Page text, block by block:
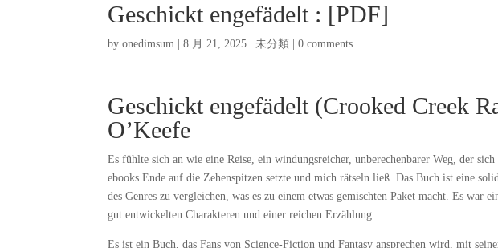
Geschickt engefädelt : [PDF]
byonedimsum |8 月 21, 2025 |未分類 |0 comments
Geschickt engefädelt (Crooked Creek
O’Keefe
Es fühlte sich an wie eine Reise, ein windungsreicher, unberechenbarer Weg, der
ebooks Ende auf die Zehenspitzen setzte und mich rätseln ließ. Das Buch ist eine
des Genres zu vergleichen, was es zu einem etwas gemischten Paket macht. Es war
gut entwickelten Charakteren und einer reichen Erzählung.
Es ist ein Buch, das Fans von Science-Fiction und Fantasy ansprechen wird, mit